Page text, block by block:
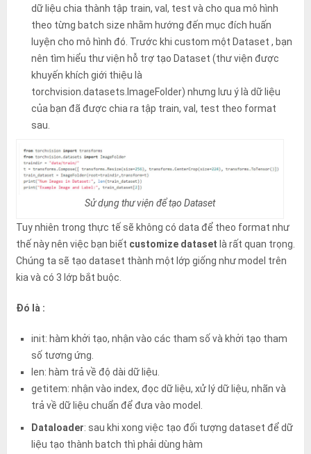
dữ liệu chia thành tập train, val, test và cho qua mô hình
theo từng batch size nhằm hướng đến mục đích huấn
luyện cho mô hình đó. Trước khi custom một Dataset , bạn
nên tìm hiểu thư viện hỗ trợ tạo Dataset (thư viện được
khuyến khích giới thiệu là
torchvision.datasets.ImageFolder) nhưng lưu ý là dữ liệu
của bạn đã được chia ra tập train, val, test theo format
sau.
Sử dụng thư viện để tạo Dataset
Tuy nhiên trong thực tế sẽ không có data để theo format như
thế này nên việc bạn biết customize dataset là rất quan trọng.
Chúng ta sẽ tạo dataset thành một lớp giống như model trên
kia và có 3 lớp bắt buộc.
Đó là :
init: hàm khởi tạo, nhận vào các tham số và khởi tạo tham
số tương ứng.
len: hàm trả về độ dài dữ liệu.
getitem: nhận vào index, đọc dữ liệu, xử lý dữ liệu, nhãn và
trả về dữ liệu chuẩn để đưa vào model.
Dataloader: sau khi xong việc tạo đối tượng dataset để dữ
liệu tạo thành batch thì phải dùng hàm